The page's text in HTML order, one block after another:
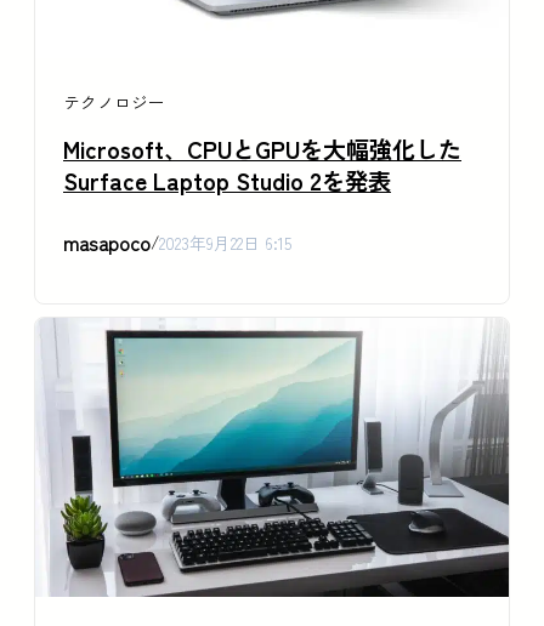
テクノロジー
Microsoft、CPUとGPUを大幅強化した
Surface Laptop Studio 2を発表
masapoco/2023年9月22日 6:15